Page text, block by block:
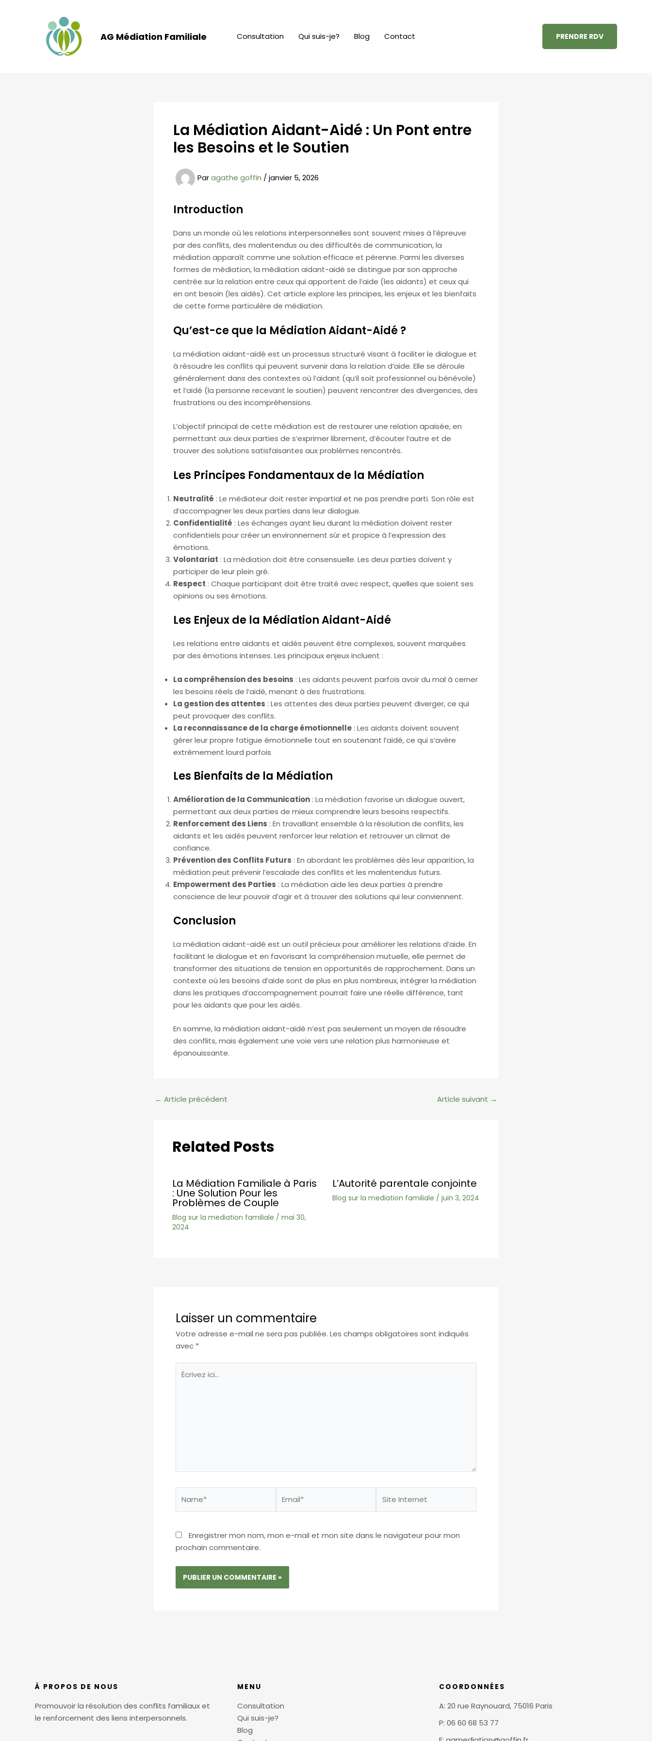
AG Médiation Familiale Consultation Qui suis-je? Blog Contact PRENDRE RDV
La Médiation Aidant-Aidé : Un Pont entre
les Besoins et le Soutien
Paragathe goffin / janvier 5, 2026
Introduction
Dans un monde où les relations interpersonnelles sont souvent mises à l’épreuve
par des conflits, des malentendus ou des difficultés de communication, la
médiation apparaît comme une solution efficace et pérenne. Parmi les diverses
formes de médiation, la médiation aidant-aidé se distingue par son approche
centrée sur la relation entre ceux qui apportent de l’aide (les aidants) et ceux qui
en ont besoin (les aidés). Cet article explore les principes, les enjeux et les bienfaits
de cette forme particulère de médiation.
Qu’est-ce que la Médiation Aidant-Aidé ?
La médiation aidant-aidé est un processus structuré visant à faciliter le dialogue et
à résoudre les conflits qui peuvent survenir dans la relation d’aide. Elle se déroule
généralement dans des contextes où l’aidant (qu’il soit professionnel ou bénévole)
et l’aidé (la personne recevant le soutien) peuvent rencontrer des divergences, des
frustrations ou des incompréhensions.
L’objectif principal de cette médiation est de restaurer une relation apaisée, en
permettant aux deux parties de s’exprimer librement, d’écouter l’autre et de
trouver des solutions satisfaisantes aux problèmes rencontrés.
Les Principes Fondamentaux de la Médiation
Neutralité : Le médiateur doit rester impartial et ne pas prendre parti. Son rôle est
d’accompagner les deux parties dans leur dialogue.
Confidentialité : Les échanges ayant lieu durant la médiation doivent rester
confidentiels pour créer un environnement sûr et propice à l’expression des
émotions.
Volontariat : La médiation doit être consensuelle. Les deux parties doivent y
participer de leur plein gré.
Respect : Chaque participant doit être traité avec respect, quelles que soient ses
opinions ou ses émotions.
Les Enjeux de la Médiation Aidant-Aidé
Les relations entre aidants et aidés peuvent être complexes, souvent marquées
par des émotions intenses. Les principaux enjeux incluent :
La compréhension des besoins : Les aidants peuvent parfois avoir du mal à cerner
les besoins réels de l’aidé, menant à des frustrations.
La gestion des attentes : Les attentes des deux parties peuvent diverger, ce qui
peut provoquer des conflits.
La reconnaissance de la charge émotionnelle : Les aidants doivent souvent
gérer leur propre fatigue émotionnelle tout en soutenant l’aidé, ce qui s’avère
extrêmement lourd parfois
Les Bienfaits de la Médiation
Amélioration de la Communication : La médiation favorise un dialogue ouvert,
permettant aux deux parties de mieux comprendre leurs besoins respectifs.
Renforcement des Liens : En travaillant ensemble à la résolution de conflits, les
aidants et les aidés peuvent renforcer leur relation et retrouver un climat de
confiance.
Prévention des Conflits Futurs : En abordant les problèmes dès leur apparition, la
médiation peut prévenir l’escalade des conflits et les malentendus futurs.
Empowerment des Parties : La médiation aide les deux parties à prendre
conscience de leur pouvoir d’agir et à trouver des solutions qui leur conviennent.
Conclusion
La médiation aidant-aidé est un outil précieux pour améliorer les relations d’aide. En
facilitant le dialogue et en favorisant la compréhension mutuelle, elle permet de
transformer des situations de tension en opportunités de rapprochement. Dans un
contexte où les besoins d’aide sont de plus en plus nombreux, intégrer la médiation
dans les pratiques d’accompagnement pourrait faire une réelle différence, tant
pour les aidants que pour les aidés.
En somme, la médiation aidant-aidé n’est pas seulement un moyen de résoudre
des conflits, mais également une voie vers une relation plus harmonieuse et
épanouissante.
Navigation
← Article précédent Article suivant →
Related Posts
La Médiation Familiale à Paris
: Une Solution Pour les
Problèmes de Couple
Blog sur la mediation familiale / mai 30,
2024
L’Autorité parentale conjointe
Blog sur la mediation familiale / juin 3, 2024
Laisser un commentaire
Votre adresse e-mail ne sera pas publiée. Les champs obligatoires sont indiqués
avec *
ici…
Internet
Enregistrer mon nom, mon e-mail et mon site dans le navigateur pour mon
prochain commentaire.
À PROPOS DE NOUS
Promouvoir la résolution des conflits familiaux et
le renforcement des liens interpersonnels.
MENU
Consultation
Qui suis-je?
Blog
COORDONNÉES
A: 20 rue Raynouard, 75016 Paris
P: 06 60 68 53 77